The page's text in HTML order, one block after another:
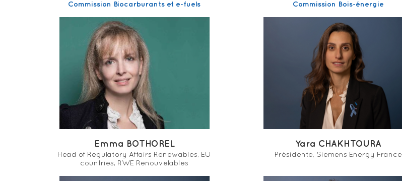
Commission Biocarburants et e-fuels
Commission Bois-énergie
Emma BOTHOREL
Head of Regulatory Affairs Renewables, EU
countries, RWE Renouvelables
Yara CHAKHTOURA
Présidente, Siemens Energy France